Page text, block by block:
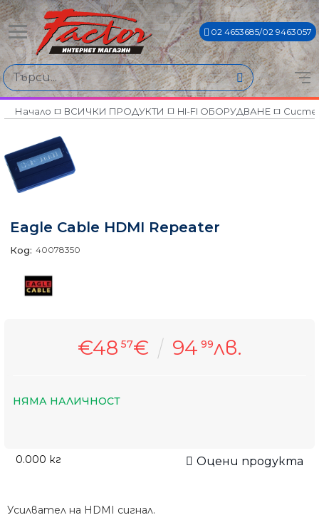
02 4653685/02 9463057
Начало ВСИЧКИ ПРОДУКТИ HI-FI ОБОРУДВАНЕ
Eagle Cable HDMI Repeater
Код: 40078350
€48 57€ 94 99лв.
НЯМА НАЛИЧНОСТ
0.000 кг Оцени продукта
Усилвател на HDMI сигнал.